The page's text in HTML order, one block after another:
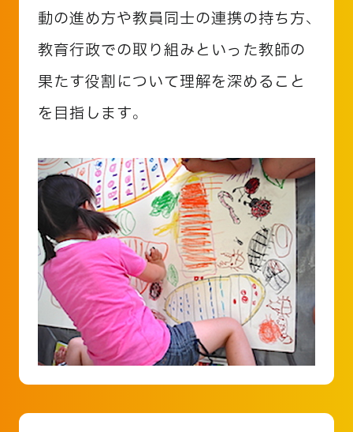
動の進め方や教員同士の連携の持ち方、
教育行政での取り組みといった教師の
果たす役割について理解を深めること
を目指します。